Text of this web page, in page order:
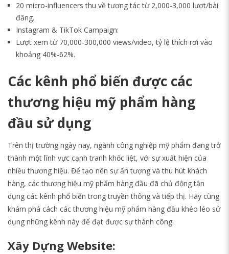
20 micro-influencers thu về tương tác từ 2,000-3,000 lượt/bài
đăng.
Instagram & TikTok Campaign:
Lượt xem từ 70,000-300,000 views/video, tỷ lệ thích rơi vào
khoảng 40%-62%.
Các kênh phổ biến được các
thương hiệu mỹ phẩm hàng
đầu sử dụng
Trên thị trường ngày nay, ngành công nghiệp mỹ phẩm đang trở
thành một lĩnh vực cạnh tranh khốc liệt, với sự xuất hiện của
nhiều thương hiệu. Để tạo nên sự ấn tượng và thu hút khách
hàng, các thương hiệu mỹ phẩm hàng đầu đã chủ động tận
dụng các kênh phổ biến trong truyền thông và tiếp thị. Hãy cùng
khám phá cách các thương hiệu mỹ phẩm hàng đầu khéo léo sử
dụng những kênh này để đạt được sự thành công.
Xây Dựng Website: